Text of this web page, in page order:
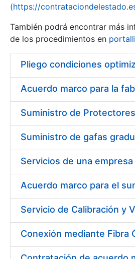
Erakutsi/Ezkutatu
(https://
También podrá encontrar más
de los procedimientos en